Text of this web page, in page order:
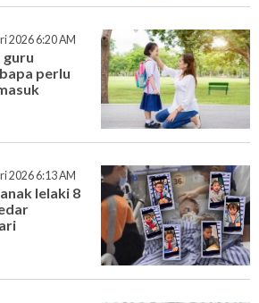
2026 6:20 AM
guru
perlu
2026 6:13 AM
lelaki 8